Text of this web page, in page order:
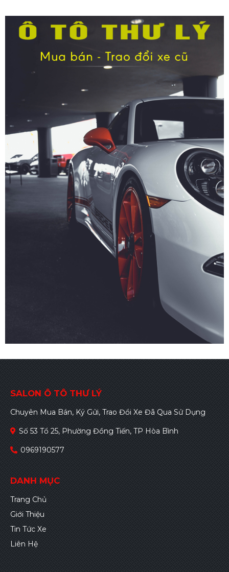
SALON Ô TÔ THƯ LÝ
Chuyên Mua Bán, Ký Gửi, Trao Đổi Xe Đã Qua Sử Dụng
Số 53 Tổ 25, Phường Đồng Tiến, TP Hòa Bình
0969190577
DANH MỤC
Trang Chủ
Giới Thiệu
Tin Tức Xe
Liên Hệ